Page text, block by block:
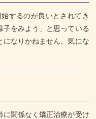
するのが良いとされてき
子をみよう」と思っている
になりかねません。気にな
に関係なく矯正治療が受け